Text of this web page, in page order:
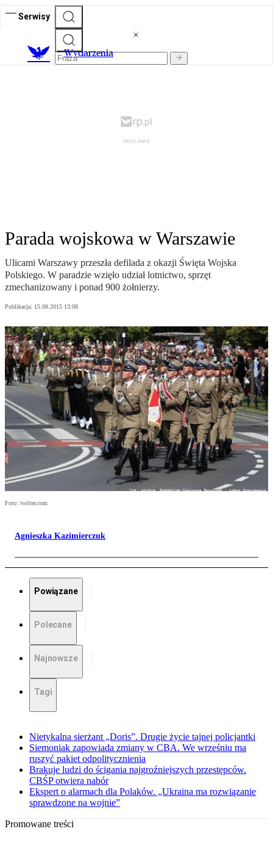
Serwisy
Wydarzenia
Parada wojskowa w Warszawie
Ulicami Warszawy przeszła defilada z okazji Święta Wojska
Polskiego. W paradzie wzięło udział lotnictwo, sprzęt
zmechanizowany i ponad 900 żołnierzy.
Publikacja: 15.08.2015 13:08
Foto: twitter.com
Agnieszka Kazimierczuk
Powiązane
Polecane
Najnowsze
Tagi
Nietykalna sierżant „Doris”. Drugie życie tajnej policjantki
Siemoniak zapowiada zmiany w CBA. We wrześniu ma
ruszyć pakiet odpolitycznienia
Brakuje ludzi do ścigania najgroźniejszych przestępców.
CBŚP otwiera nabór
Ekspert o alarmach dla Polaków. „Ukraina ma rozwiązanie
sprawdzone na wojnie”
Promowane treści